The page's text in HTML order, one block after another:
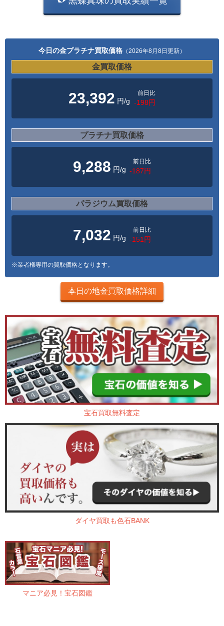
今日の金プラチナ買取価格 （2026年8月8日更新）
金買取価格
23,392 円/g
前日比
-198円
プラチナ買取価格
9,288 円/g
前日比
-187円
パラジウム買取価格
7,032 円/g
前日比
-151円
※業者様専用の買取価格となります。
本日の地金買取価格詳細
宝石買取無料査定
ダイヤ買取も色石BANK
マニア必見！宝石図鑑